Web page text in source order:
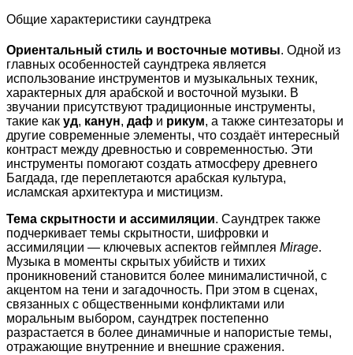
Общие характеристики саундтрека
Ориентальный стиль и восточные мотивы. Одной из
главных особенностей саундтрека является
использование инструментов и музыкальных техник,
характерных для арабской и восточной музыки. В
звучании присутствуют традиционные инструменты,
такие как уд, канун, даф и рикум, а также синтезаторы и
другие современные элементы, что создаёт интересный
контраст между древностью и современностью. Эти
инструменты помогают создать атмосферу древнего
Багдада, где переплетаются арабская культура,
исламская архитектура и мистицизм.
Тема скрытности и ассимиляции. Саундтрек также
подчеркивает темы скрытности, шифровки и
ассимиляции — ключевых аспектов геймплея Mirage.
Музыка в моменты скрытых убийств и тихих
проникновений становится более минималистичной, с
акцентом на тени и загадочность. При этом в сценах,
связанных с общественными конфликтами или
моральным выбором, саундтрек постепенно
разрастается в более динамичные и напористые темы,
отражающие внутренние и внешние сражения.